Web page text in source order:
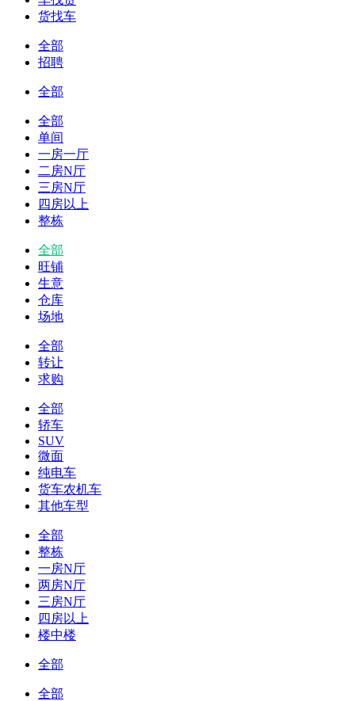
货找车
全部
招聘
全部
全部
单间
一房一厅
二房N厅
三房N厅
四房以上
整栋
全部
旺铺
生意
仓库
场地
全部
转让
求购
全部
轿车
SUV
微面
纯电车
货车农机车
其他车型
全部
整栋
一房N厅
两房N厅
三房N厅
四房以上
楼中楼
全部
全部